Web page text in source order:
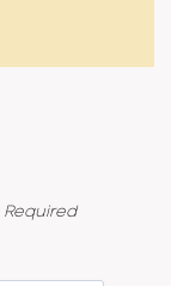
Required